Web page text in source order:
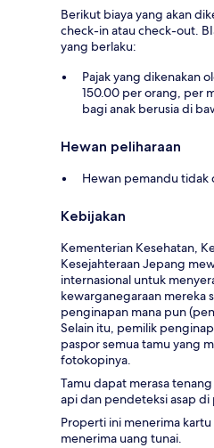
Berikut biaya yang akan
check-in atau check-out.
yang berlaku:
Pajak yang dikenakan
150.00 per orang, per
bagi anak berusia di
Hewan peliharaan
Hewan pemandu tidak
Kebijakan
Kementerian Kesehatan,
Kesejahteraan Jepang
internasional untuk
kewarganegaraan mereka
penginapan mana pun
Selain itu, pemilik
paspor semua tamu yang
fotokopinya.
Tamu dapat merasa
api dan pendeteksi asap
Properti ini menerima
menerima uang tunai.